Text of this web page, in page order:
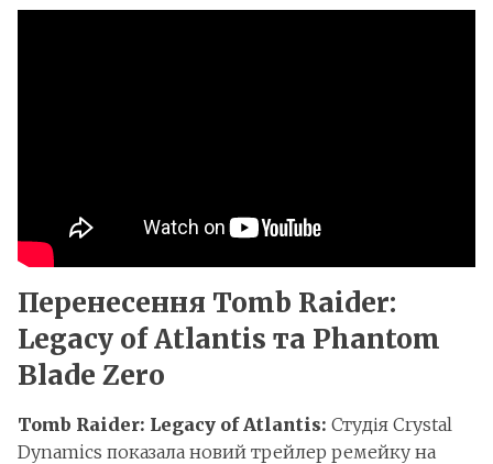
Перенесення Tomb Raider:
Legacy of Atlantis та Phantom
Blade Zero
Tomb Raider: Legacy of Atlantis: Студія Crystal
Dynamics показала новий трейлер ремейку на